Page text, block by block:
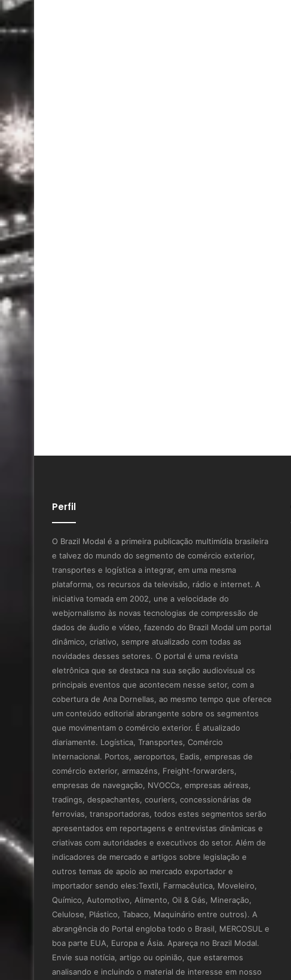
Perfil
O Brazil Modal é a primeira publicação multimídia brasileira
e talvez do mundo do segmento de comércio exterior,
transportes e logística a integrar, em uma mesma
plataforma, os recursos da televisão, rádio e internet. A
iniciativa tomada em 2002, une a velocidade do
webjornalismo às novas tecnologias de compressão de
dados de áudio e vídeo, fazendo do Brazil Modal um portal
dinâmico, criativo, sempre atualizado com todas as
novidades desses setores. O portal é uma revista
eletrônica que se destaca na sua seção audiovisual os
principais eventos que acontecem nesse setor, com a
cobertura de Ana Dornellas, ao mesmo tempo que oferece
um conteúdo editorial abrangente sobre os segmentos
que movimentam o comércio exterior. É atualizado
diariamente. Logística, Transportes, Comércio
Internacional. Portos, aeroportos, Eadis, empresas de
comércio exterior, armazéns, Freight-forwarders,
empresas de navegação, NVOCCs, empresas aéreas,
tradings, despachantes, couriers, concessionárias de
ferrovias, transportadoras, todos estes segmentos serão
apresentados em reportagens e entrevistas dinâmicas e
criativas com autoridades e executivos do setor. Além de
indicadores de mercado e artigos sobre legislação e
outros temas de apoio ao mercado exportador e
importador sendo eles:Textil, Farmacêutica, Moveleiro,
Químico, Automotivo, Alimento, Oil & Gás, Mineração,
Celulose, Plástico, Tabaco, Maquinário entre outros). A
abrangência do Portal engloba todo o Brasil, MERCOSUL e
boa parte EUA, Europa e Ásia. Apareça no Brazil Modal.
Envie sua notícia, artigo ou opinião, que estaremos
analisando e incluindo o material de interesse em nosso